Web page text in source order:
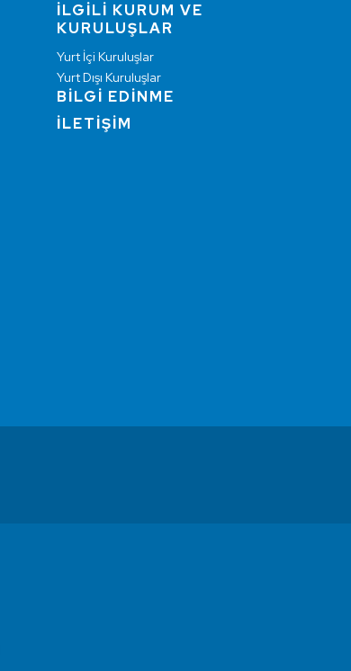
İLGİLİ KURUM VE
KURULUŞLAR
Yurt İçi Kuruluşlar
Yurt Dışı Kuruluşlar
BİLGİ EDİNME
İLETİŞİM